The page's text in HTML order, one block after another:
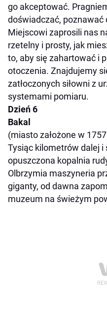
go akceptować.
doświadczać, poznawać
Miejscowi zaprosili nas
rzetelny i prosty, jak
to, aby się zahartować i
otoczenia. Znajdujemy
zatłoczonych siłowni z
systemami pomiaru.
Dzień 6
Bakal
(miasto założone w
Tysiąc kilometrów dalej
opuszczona kopalnia
Olbrzymia maszyneria
giganty, od dawna
muzeum na świeżym